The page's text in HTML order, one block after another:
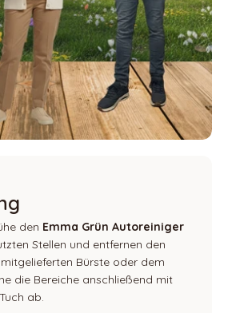
den Emma Grün Autoreiniger
Stellen und entfernen den
Bürste oder dem
die Bereiche anschließend mit
ab.